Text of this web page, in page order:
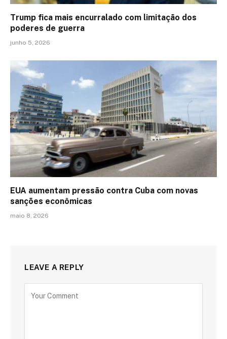
Trump fica mais encurralado com limitação dos
poderes de guerra
junho 5, 2026
EUA aumentam pressão contra Cuba com novas
sanções econômicas
maio 8, 2026
LEAVE A REPLY